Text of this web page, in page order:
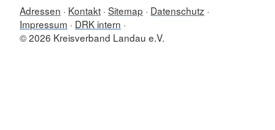
Adressen Kontakt Sitemap
Datenschutz
Impressum
DRK intern
© 2026 Kreisverband Landau e.V.